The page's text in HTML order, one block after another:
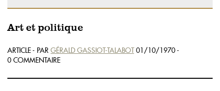
Art et politique
ARTICLE - PAR GÉRALD GASSIOT-TALABOT01/10/1970 -
0 COMMENTAIRE